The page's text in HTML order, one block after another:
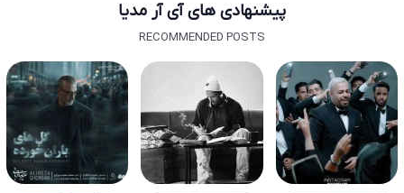
پیشنهادی های آی آر مدیا
RECOMMENDED POSTS